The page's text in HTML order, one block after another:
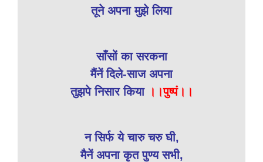
तूने अपना मुझे लिया
साँसों का सरकना
मैंनें दिले-साज अपना
तुझपे निसार किया ।।पुष्पं।।
न सिर्फ ये चारु चरु घी,
मैनें अपना कृत पुण्य सभी,